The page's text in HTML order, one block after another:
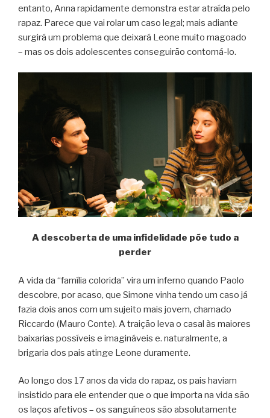
entanto, Anna rapidamente demonstra estar atraída pelo
rapaz. Parece que vai rolar um caso legal; mais adiante
surgirá um problema que deixará Leone muito magoado
– mas os dois adolescentes conseguirão contorná-lo.
A descoberta de uma infidelidade põe tudo a
perder
A vida da “família colorida” vira um inferno quando Paolo
descobre, por acaso, que Simone vinha tendo um caso já
fazia dois anos com um sujeito mais jovem, chamado
Riccardo (Mauro Conte). A traição leva o casal às maiores
baixarias possíveis e imagináveis e. naturalmente, a
brigaria dos pais atinge Leone duramente.
Ao longo dos 17 anos da vida do rapaz, os pais haviam
insistido para ele entender que o que importa na vida são
os laços afetivos – os sanguíneos são absolutamente